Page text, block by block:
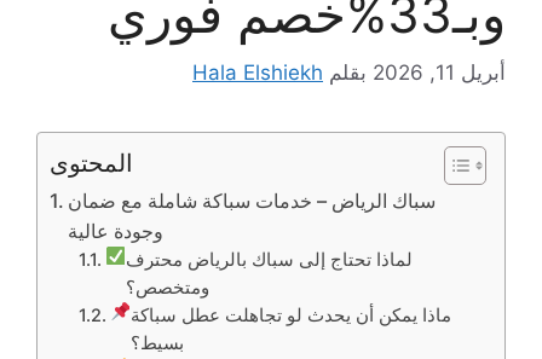
وبـ33%خصم فوري
أبريل 11, 2026 بقلم Hala Elshiekh
المحتوى
سباك الرياض – خدمات سباكة شاملة مع ضمان
وجودة عالية
لماذا تحتاج إلى سباك بالرياض محترف
ومتخصص؟
ماذا يمكن أن يحدث لو تجاهلت عطل سباكة
بسيط؟